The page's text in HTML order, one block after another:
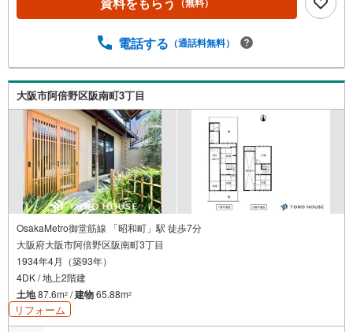
00】ご見学希望のお客様:右上の「室内・現地を見学する」
料をもらう」をクリックして下さい。【東宝ハウス江坂の
ュレーションのご相談・無理のないライフプラン、提携に
よる低金利住宅ローンのご提案、購入前に知る「購入後の
家族の生活」を「未来カレンダー」で見える化します。
（2）ご購入後から始まる「専属FPによるファイナンシャ
ルライフサポート」・漠然としたキャッシュフローのグラ
フ化、効果的な生命保険の見直し、繰り上げ返済の効果的
なタイミングなどご提案させて頂きます。
電話する （通話料無料）
大阪市阿倍野区阪南町3丁目
OsakaMetro御堂筋線 「昭和町」駅 徒歩7分
大阪府大阪市阿倍野区阪南町3丁目
1934年4月（築93年）
4DK / 地上2階建
土地87.6m2 /建物65.88m2
リフォーム